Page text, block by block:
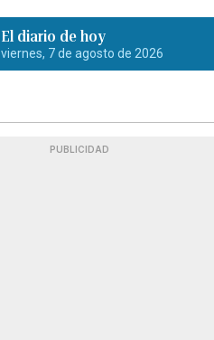
El diario de hoy
viernes, 7 de agosto de 2026
PUBLICIDAD